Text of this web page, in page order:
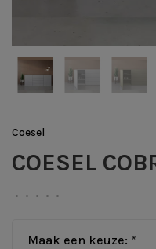
Coesel
COESEL
• • • • •
Maak een keuze: *